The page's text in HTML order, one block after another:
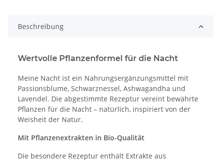
Beschreibung
Wertvolle Pflanzenformel für die Nacht
Meine Nacht ist ein Nahrungsergänzungsmittel mit
Passionsblume, Schwarznessel, Ashwagandha und
Lavendel. Die abgestimmte Rezeptur vereint bewährte
Pflanzen für die Nacht – natürlich, inspiriert von der
Weisheit der Natur.
Mit Pflanzenextrakten in Bio-Qualität
Die besondere Rezeptur enthält Extrakte aus